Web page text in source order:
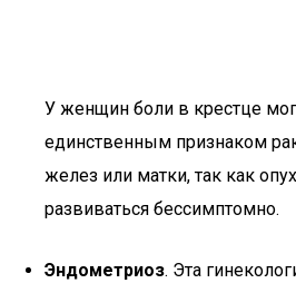
У женщин боли в крестце
единственным признаком
желез или матки, так как
развиваться бессимптомно.
Эндометриоз. Эта